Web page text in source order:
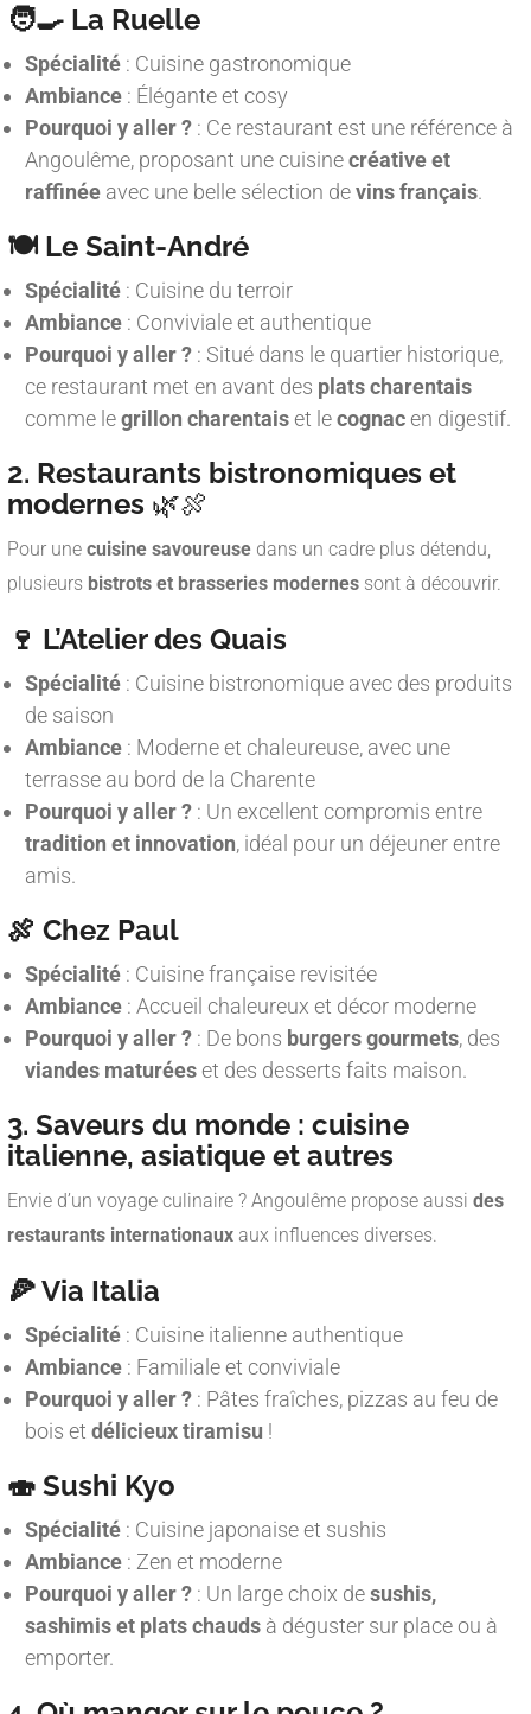
🧑‍🍳 La Ruelle
Spécialité : Cuisine gastronomique
Ambiance : Élégante et cosy
Pourquoi y aller ? : Ce restaurant est une référence à
Angoulême, proposant une cuisinecréative et
raffinée avec une belle sélection devins français.
🍽️ Le Saint-André
Spécialité : Cuisine du terroir
Ambiance : Conviviale et authentique
Pourquoi y aller ? : Situé dans le quartier historique,
ce restaurant met en avant des plats charentais
comme legrillon charentaiset lecognacen digestif.
2. Restaurants bistronomiques et
modernes 🌿🍖
Pour une cuisine savoureuse dans un cadre plus détendu,
plusieurs bistrots et brasseries modernes sont à découvrir.
🍷 L’Atelier des Quais
Spécialité : Cuisine bistronomique avec des produits
de saison
Ambiance : Moderne et chaleureuse, avec une
terrasse au bord de la Charente
Pourquoi y aller ? : Un excellent compromis entre
tradition et innovation, idéal pour un déjeuner entre
amis.
🍖 Chez Paul
Spécialité : Cuisine française revisitée
Ambiance : Accueil chaleureux et décor moderne
Pourquoi y aller ? : De bons burgers gourmets, des
viandes maturéeset des desserts faits maison.
3. Saveurs du monde : cuisine
italienne, asiatique et autres
Envie d’un voyage culinaire ? Angoulême propose aussi des
restaurants internationaux aux influences diverses.
🍕 Via Italia
Spécialité : Cuisine italienne authentique
Ambiance : Familiale et conviviale
Pourquoi y aller ? : Pâtes fraîches, pizzas au feu de
bois et délicieux tiramisu !
🍣 Sushi Kyo
Spécialité : Cuisine japonaise et sushis
Ambiance : Zen et moderne
Pourquoi y aller ? : Un large choix desushis,
sashimis et plats chauds à déguster sur place ou à
emporter.